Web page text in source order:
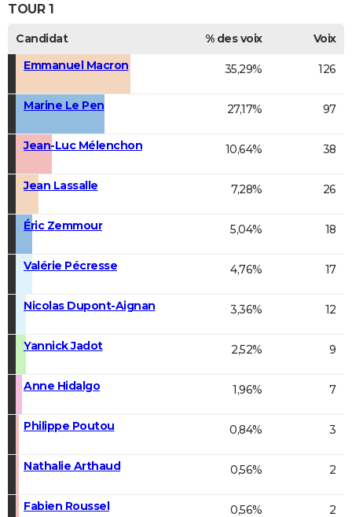
TOUR 1
Candidat % des voix
Voix
Emmanuel Macron
35,29% 126
Marine Le Pen 27,17% 97
Jean-Luc Mélenchon 10,64% 38
Jean Lassalle 7,28% 26
Éric Zemmour 5,04% 18
Valérie Pécresse 4,76% 17
Nicolas Dupont-Aignan 3,36% 12
Yannick Jadot 2,52% 9
Anne Hidalgo 1,96% 7
Philippe Poutou 0,84% 3
Nathalie Arthaud 0,56% 2
Fabien Roussel 0,56% 2